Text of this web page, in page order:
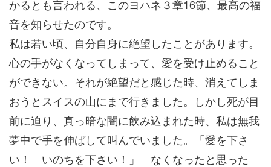
かるとも言われる、このヨハネ３章16節、最高の福
音を知らせたのです。
私は若い頃、自分自身に絶望したことがあります。
心の手がなくなってしまって、愛を受け止めること
ができない。それが絶望だと感じた時、消えてしま
おうとスイスの山にまで行きました。しかし死が目
前に迫り、真っ暗な闇に飲み込まれた時、私は無我
夢中で手を伸ばして叫んでいました。「愛を下さ
い！ いのちを下さい！」 なくなったと思った